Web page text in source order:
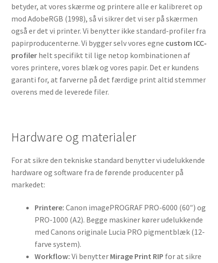
betyder, at vores skærme og printere alle er kalibreret op
mod AdobeRGB (1998), så vi sikrer det vi ser på skærmen
også er det vi printer. Vi benytter ikke standard-profiler fra
papirproducenterne. Vi bygger selv vores egne custom ICC-
profilerhelt specifikt til lige netop kombinationen af
vores printere, vores blæk og vores papir. Det er kundens
garanti for, at farverne på det færdige print altid stemmer
overens med de leverede filer.
Hardware og materialer
For at sikre den tekniske standard benytter vi udelukkende
hardware og software fra de førende producenter på
markedet:
Printere: Canon imagePROGRAF PRO-6000 (60″) og
PRO-1000 (A2). Begge maskiner kører udelukkende
med Canons originale Lucia PRO pigmentblæk (12-
farve system).
Workflow: Vi benytter Mirage Print RIP for at sikre